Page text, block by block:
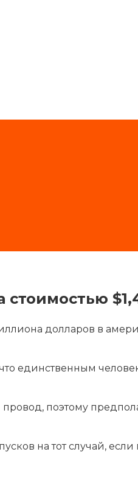
долларов в
единственным
поэтому
на тот случай, если